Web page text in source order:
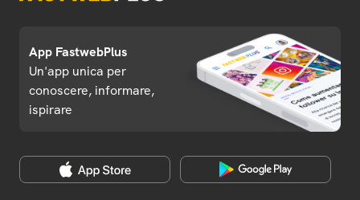
App FastwebPlus
Un'app unica per
conoscere, informare,
ispirare